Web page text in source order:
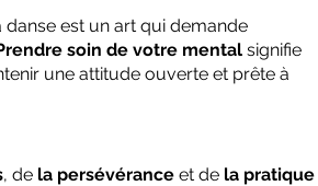
danse est un art qui demande
soin de votre mental signifie
une attitude ouverte et prête à
, de la persévérance et de la pratique